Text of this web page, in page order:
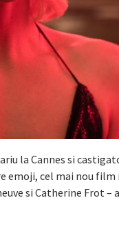
la Cannes si
emoji, cel mai nou film
si Catherine Frot